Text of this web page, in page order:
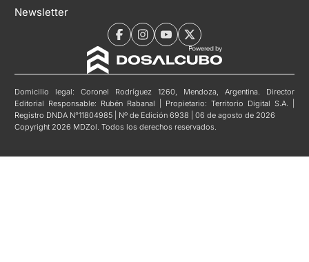
Newsletter
Domicilio legal: Coronel Rodríguez 1260, Mendoza, Argentina. Director
Editorial Responsable: Rubén Rabanal | Propietario: Territorio Digital S.A. |
Registro DNDA N°11804985 | Nº de Edición 6938 | 06 de agosto de 2026
Copyright 2026 MDZol. Todos los derechos reservados.